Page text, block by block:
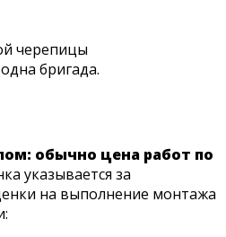
черепицы
бригада.
обычно цена работ по
указывается за
на выполнение монтажа